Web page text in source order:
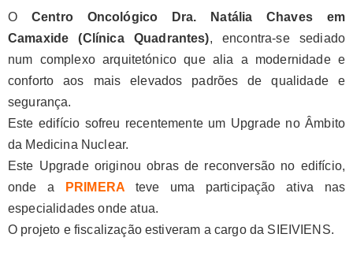
O Centro Oncológico Dra. Natália Chaves em
Camaxide (Clínica Quadrantes), encontra-se sediado
num complexo arquitetónico que alia a modernidade e
conforto aos mais elevados padrões de qualidade e
segurança.
Este edifício sofreu recentemente um Upgrade no Âmbito
da Medicina Nuclear.
Este Upgrade originou obras de reconversão no edifício,
onde a
PRIMERA
teve uma participação ativa nas
especialidades onde atua.
O projeto e fiscalização estiveram a cargo da SIEIVIENS.